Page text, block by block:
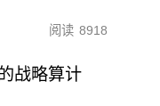
阅读 8918
战略算计